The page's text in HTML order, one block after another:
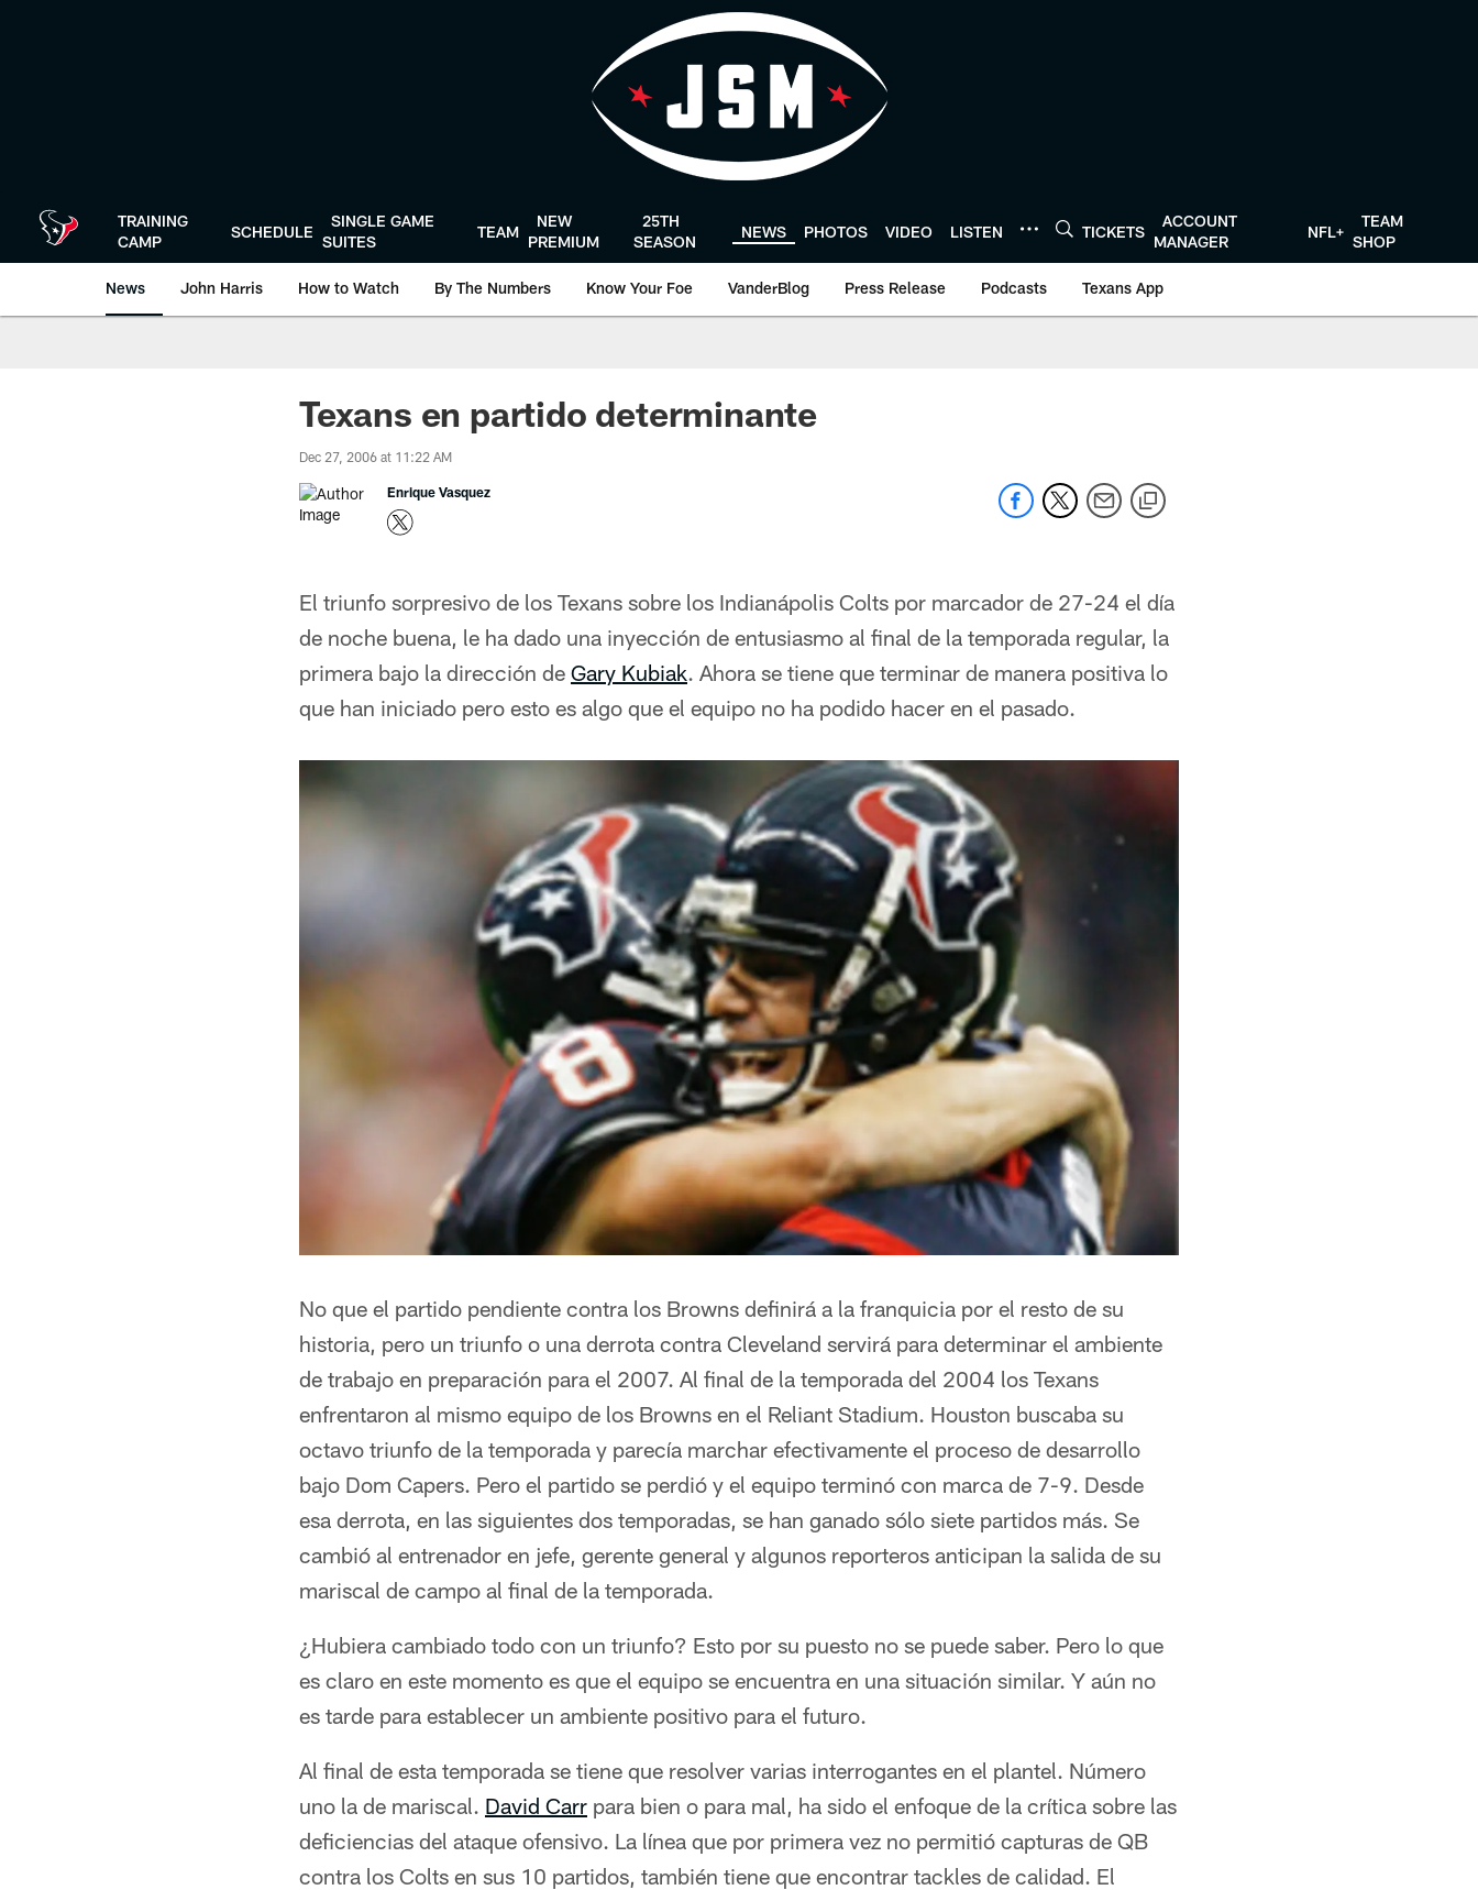
TRAINING
CAMP
SCHEDULE
SINGLE GAME
SUITES
TEAM
NEW
PREMIUM
25TH
SEASON
NEWS PHOTOS VIDEO LISTEN TICKETS
ACCOUNT
MANAGER
NFL+
TEAM
SHOP
News John Harris How to Watch By The Numbers Know Your Foe VanderBlog Press Release Podcasts Texans App
Texans en partido determinante
Dec 27, 2006 at 11:22 AM
Enrique Vasquez
El triunfo sorpresivo de los Texans sobre los Indianápolis Colts por marcador de 27-24 el día
de noche buena, le ha dado una inyección de entusiasmo al final de la temporada regular, la
primera bajo la dirección de Gary Kubiak. Ahora se tiene que terminar de manera positiva lo
que han iniciado pero esto es algo que el equipo no ha podido hacer en el pasado.
No que el partido pendiente contra los Browns definirá a la franquicia por el resto de su
historia, pero un triunfo o una derrota contra Cleveland servirá para determinar el ambiente
de trabajo en preparación para el 2007. Al final de la temporada del 2004 los Texans
enfrentaron al mismo equipo de los Browns en el Reliant Stadium. Houston buscaba su
octavo triunfo de la temporada y parecía marchar efectivamente el proceso de desarrollo
bajo Dom Capers. Pero el partido se perdió y el equipo terminó con marca de 7-9. Desde
esa derrota, en las siguientes dos temporadas, se han ganado sólo siete partidos más. Se
cambió al entrenador en jefe, gerente general y algunos reporteros anticipan la salida de su
mariscal de campo al final de la temporada.
¿Hubiera cambiado todo con un triunfo? Esto por su puesto no se puede saber. Pero lo que
es claro en este momento es que el equipo se encuentra en una situación similar. Y aún no
es tarde para establecer un ambiente positivo para el futuro.
Al final de esta temporada se tiene que resolver varias interrogantes en el plantel. Número
uno la de mariscal. David Carr para bien o para mal, ha sido el enfoque de la crítica sobre las
deficiencias del ataque ofensivo. La línea que por primera vez no permitió capturas de QB
contra los Colts en sus 10 partidos, también tiene que encontrar tackles de calidad. El